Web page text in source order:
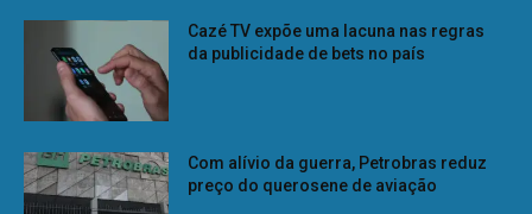
Cazé TV expõe uma lacuna nas regras
da publicidade de bets no país
Com alívio da guerra, Petrobras reduz
preço do querosene de aviação